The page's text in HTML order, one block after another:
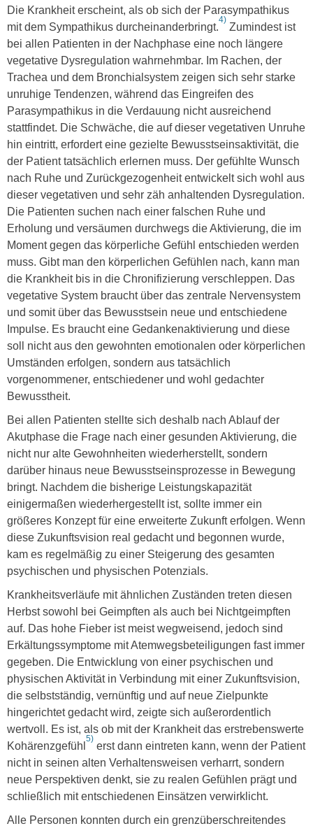
Die Krankheit erscheint, als ob sich der Parasympathikus
mit dem Sympathikus durcheinanderbringt.
4)
Zumindest ist
bei allen Patienten in der Nachphase eine noch längere
vegetative Dysregulation wahrnehmbar. Im Rachen, der
Trachea und dem Bronchialsystem zeigen sich sehr starke
unruhige Tendenzen, während das Eingreifen des
Parasympathikus in die Verdauung nicht ausreichend
stattfindet. Die Schwäche, die auf dieser vegetativen Unruhe
hin eintritt, erfordert eine gezielte Bewusstseinsaktivität, die
der Patient tatsächlich erlernen muss. Der gefühlte Wunsch
nach Ruhe und Zurückgezogenheit entwickelt sich wohl aus
dieser vegetativen und sehr zäh anhaltenden Dysregulation.
Die Patienten suchen nach einer falschen Ruhe und
Erholung und versäumen durchwegs die Aktivierung, die im
Moment gegen das körperliche Gefühl entschieden werden
muss. Gibt man den körperlichen Gefühlen nach, kann man
die Krankheit bis in die Chronifizierung verschleppen. Das
vegetative System braucht über das zentrale Nervensystem
und somit über das Bewusstsein neue und entschiedene
Impulse. Es braucht eine Gedankenaktivierung und diese
soll nicht aus den gewohnten emotionalen oder körperlichen
Umständen erfolgen, sondern aus tatsächlich
vorgenommener, entschiedener und wohl gedachter
Bewusstheit.
Bei allen Patienten stellte sich deshalb nach Ablauf der
Akutphase die Frage nach einer gesunden Aktivierung, die
nicht nur alte Gewohnheiten wiederherstellt, sondern
darüber hinaus neue Bewusstseinsprozesse in Bewegung
bringt. Nachdem die bisherige Leistungskapazität
einigermaßen wiederhergestellt ist, sollte immer ein
größeres Konzept für eine erweiterte Zukunft erfolgen. Wenn
diese Zukunftsvision real gedacht und begonnen wurde,
kam es regelmäßig zu einer Steigerung des gesamten
psychischen und physischen Potenzials.
Krankheitsverläufe mit ähnlichen Zuständen treten diesen
Herbst sowohl bei Geimpften als auch bei Nichtgeimpften
auf. Das hohe Fieber ist meist wegweisend, jedoch sind
Erkältungssymptome mit Atemwegsbeteiligungen fast immer
gegeben. Die Entwicklung von einer psychischen und
physischen Aktivität in Verbindung mit einer Zukunftsvision,
die selbstständig, vernünftig und auf neue Zielpunkte
hingerichtet gedacht wird, zeigte sich außerordentlich
wertvoll. Es ist, als ob mit der Krankheit das erstrebenswerte
Kohärenzgefühl
5)
erst dann eintreten kann, wenn der Patient
nicht in seinen alten Verhaltensweisen verharrt, sondern
neue Perspektiven denkt, sie zu realen Gefühlen prägt und
schließlich mit entschiedenen Einsätzen verwirklicht.
Alle Personen konnten durch ein grenzüberschreitendes